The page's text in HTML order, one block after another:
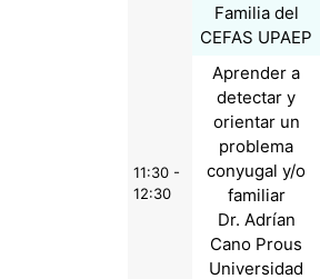
Familia del
CEFAS UPAEP
11:30 -
12:30
Aprender a
detectar y
orientar un
problema
conyugal y/o
familiar
Dr. Adrían
Cano Prous
Universidad